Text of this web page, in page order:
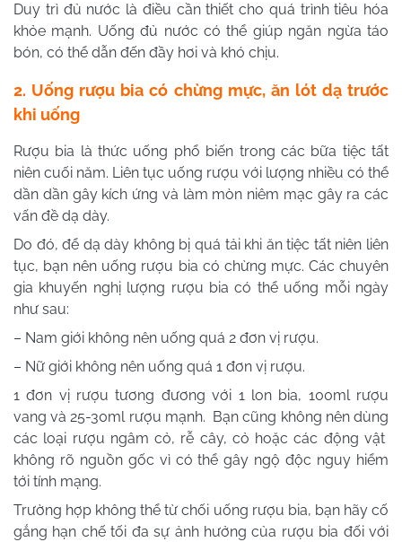
Duy trì đủ nước là điều cần thiết cho quá trình tiêu hóa
khỏe mạnh. Uống đủ nước có thể giúp ngăn ngừa táo
bón, có thể dẫn đến đầy hơi và khó chịu.
2. Uống rượu bia có chừng mực, ăn lót dạ trước
khi uống
Rượu bia là thức uống phổ biến trong các bữa tiệc tất
niên cuối năm. Liên tục uống rượu với lượng nhiều có thể
dần dần gây kích ứng và làm mòn niêm mạc gây ra các
vấn đề dạ dày.
Do đó, để dạ dày không bị quá tải khi ăn tiệc tất niên liên
tục, bạn nên uống rượu bia có chừng mực. Các chuyên
gia khuyến nghị lượng rượu bia có thể uống mỗi ngày
như sau:
– Nam giới không nên uống quá 2 đơn vị rượu.
– Nữ giới không nên uống quá 1 đơn vị rượu.
1 đơn vị rượu tương đương với 1 lon bia, 100ml rượu
vang và 25-30ml rượu mạnh. Bạn cũng không nên dùng
các loại rượu ngâm cỏ, rễ cây, cỏ hoặc các động vật
không rõ nguồn gốc vì có thể gây ngộ độc nguy hiểm
tới tính mạng.
Trường hợp không thể từ chối uống rượu bia, bạn hãy cố
gắng hạn chế tối đa sự ảnh hưởng của rượu bia đối với